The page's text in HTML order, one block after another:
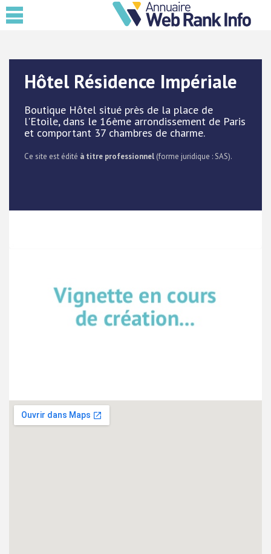
Hôtel Résidence Impériale
Boutique Hôtel situé près de la place de
l'Etoile, dans le 16ème arrondissement de Paris
et comportant 37 chambres de charme.
Ce site est édité à titre professionnel (forme juridique : SAS).